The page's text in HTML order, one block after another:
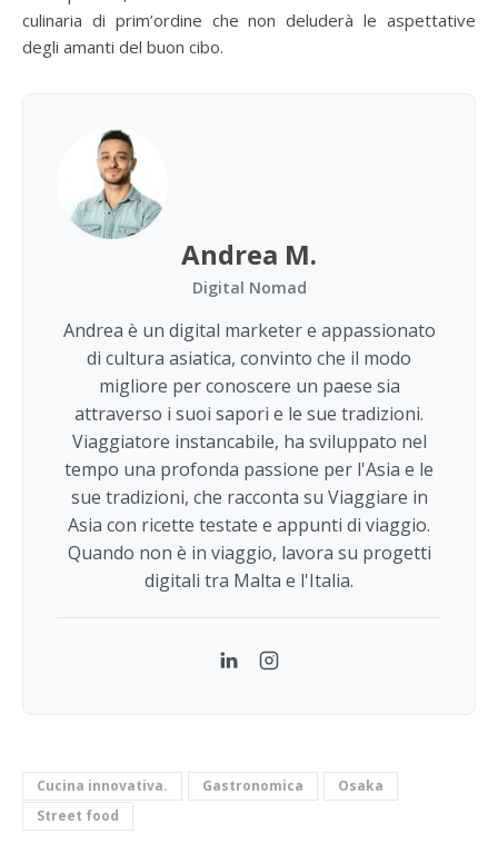
culinaria di prim’ordine che non deluderà le aspettative
degli amanti del buon cibo.
Andrea M.
Digital Nomad
Andrea è un digital marketer e appassionato
di cultura asiatica, convinto che il modo
migliore per conoscere un paese sia
attraverso i suoi sapori e le sue tradizioni.
Viaggiatore instancabile, ha sviluppato nel
tempo una profonda passione per l'Asia e le
sue tradizioni, che racconta su Viaggiare in
Asia con ricette testate e appunti di viaggio.
Quando non è in viaggio, lavora su progetti
digitali tra Malta e l'Italia.
LinkedInInstagram
Cucina innovativa. Gastronomica
Osaka
Street food